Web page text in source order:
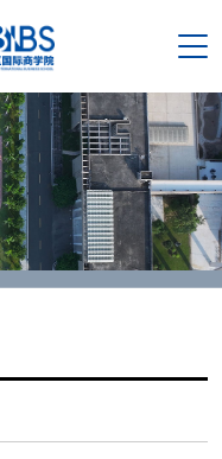
搜索